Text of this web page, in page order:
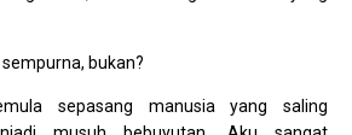
bukan?
sepasang manusia yang saling